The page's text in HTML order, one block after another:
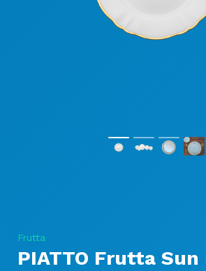
Frutta
PIATTO Frutta Sun